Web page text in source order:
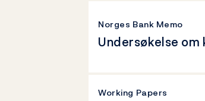
Undersøkelse
Norges Bank Memo
Working Papers